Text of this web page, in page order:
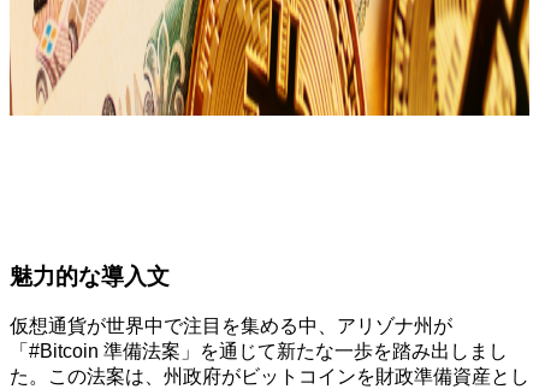
魅力的な導入文
仮想通貨が世界中で注目を集める中、アリゾナ州が
「#Bitcoin 準備法案」を通じて新たな一歩を踏み出しまし
た。この法案は、州政府がビットコインを財政準備資産とし